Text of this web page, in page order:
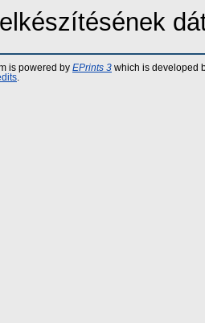
is powered by EPrints 3 which is developed